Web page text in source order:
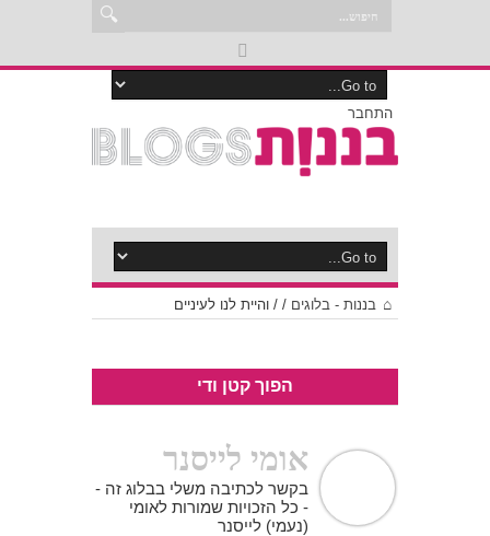
התחבר
בננות - בלוגים /
/ והיית לנו לעיניים
הפוך קטן ודי
אומי לייסנר
בקשר לכתיבה משלי בבלוג זה -
- כל הזכויות שמורות לאומי
(נעמי) לייסנר